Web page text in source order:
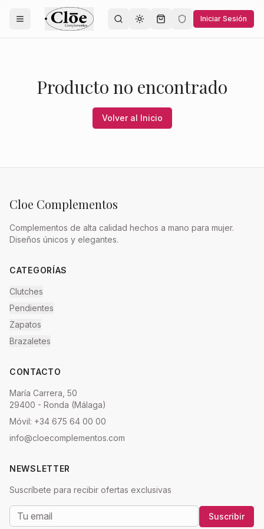
Toggle theme Iniciar Sesión
Producto no encontrado
Volver al Inicio
Cloe Complementos
Complementos de alta calidad hechos a mano para mujer.
Diseños únicos y elegantes.
CATEGORÍAS
Clutches
Pendientes
Zapatos
Brazaletes
CONTACTO
María Carrera, 50
29400 - Ronda (Málaga)
Móvil: +34 675 64 00 00
info@cloecomplementos.com
NEWSLETTER
Suscríbete para recibir ofertas exclusivas
Suscribir